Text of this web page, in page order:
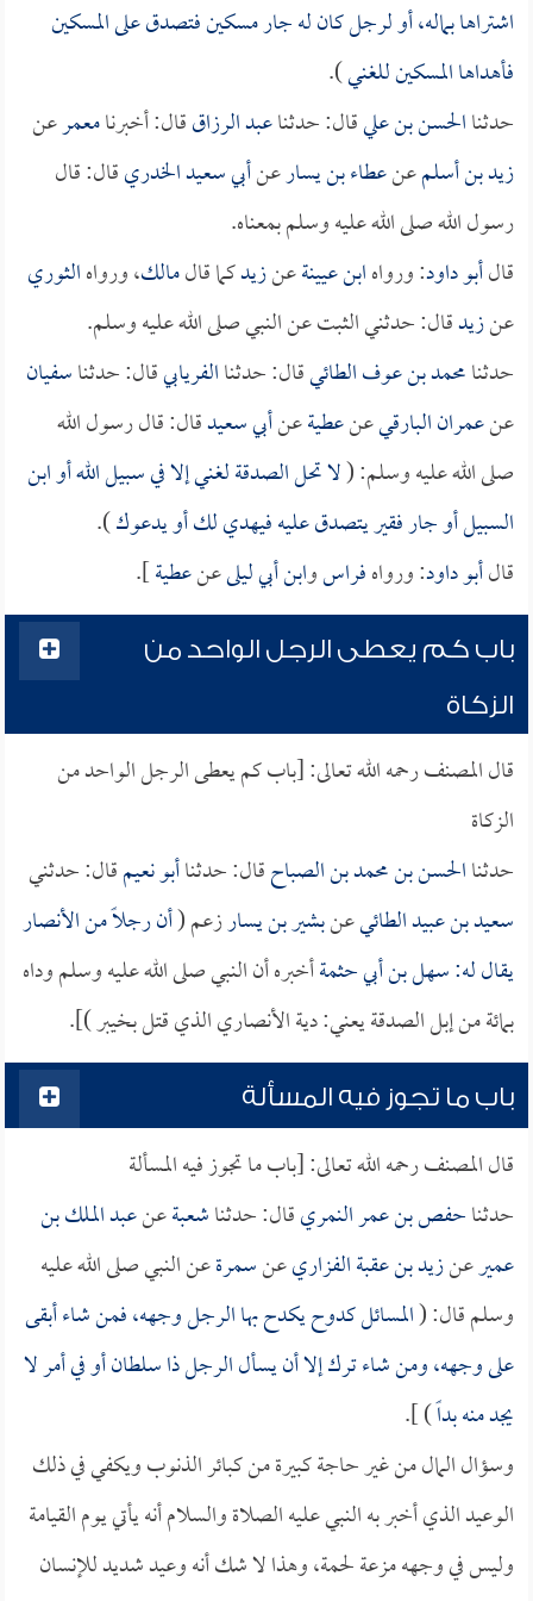
اشتراها بماله، أو لرجل كان له جار مسكين فتصدق على المسكين
فأهداها المسكين للغني).
حدثناالحسن بن عليقال: حدثناعبد الرزاققال: أخبرنامعمرعن
زيد بن أسلمعنعطاء بن يسارعنأبي سعيد الخدريقال: قال
رسول الله صلى الله عليه وسلم بمعناه.
قالأبو داود: ورواهابن عيينةعنزيدكما قالمالك، ورواهالثوري
عنزيدقال: حدثني الثبت عن النبي صلى الله عليه وسلم.
حدثنامحمد بن عوف الطائيقال: حدثناالفريابيقال: حدثناسفيان
عنعمران البارقيعنعطيةعنأبي سعيدقال: قال رسول الله
صلى الله عليه وسلم: (لا تحل الصدقة لغني إلا في سبيل الله أو ابن
السبيل أو جار فقير يتصدق عليه فيهدي لك أو يدعوك).
قالأبو داود: ورواهفراسوابن أبي ليلىعنعطية].
باب كم يعطى الرجل الواحد من
الزكاة
قال المصنف رحمه الله تعالى: [باب كم يعطى الرجل الواحد من
الزكاة
حدثناالحسن بن محمد بن الصباحقال: حدثناأبو نعيمقال: حدثني
سعيد بن عبيد الطائيعنبشير بن يسارزعم (أن رجلاً من الأنصار
يقال له:سهل بن أبي حثمةأخبره أن النبي صلى الله عليه وسلم وداه
بمائة من إبل الصدقة يعني: دية الأنصاري الذي قتل بخيبر )].
باب ما تجوز فيه المسألة
قال المصنف رحمه الله تعالى: [باب ما تجوز فيه المسألة
حدثناحفص بن عمر النمريقال: حدثناشعبةعنعبد الملك بن
عميرعنزيد بن عقبة الفزاريعنسمرةعن النبي صلى الله عليه
وسلم قال: (المسائل كدوح يكدح بها الرجل وجهه، فمن شاء أبقى
على وجهه، ومن شاء ترك إلا أن يسأل الرجل ذا سلطان أو في أمر لا
يجد منه بداً) ].
وسؤال المال من غير حاجة كبيرة من كبائر الذنوب ويكفي في ذلك
الوعيد الذي أخبر به النبي عليه الصلاة والسلام أنه يأتي يوم القيامة
وليس في وجهه مزعة لحمة، وهذا لا شك أنه وعيد شديد للإنسان